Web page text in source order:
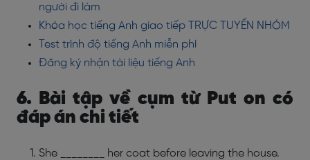
người đi làm
Khóa học tiếng Anh giao tiếp TRỰC TUYẾN NHÓM
Test trình độ tiếng Anh miễn phí
Đăng ký nhận tài liệu tiếng Anh
6. Bài tập về cụm từ Put on có
đáp án chi tiết
She ________ her coat before leaving the house.